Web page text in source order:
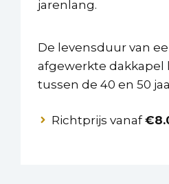
jarenlang.
De levensduur van
afgewerkte
tussen de 40 en 50
Richtprijs vanaf